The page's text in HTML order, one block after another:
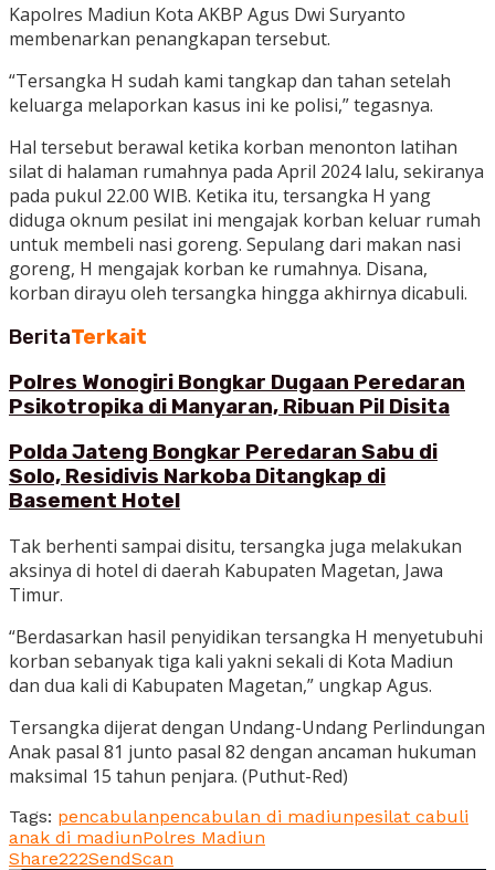
Kapolres Madiun Kota AKBP Agus Dwi Suryanto
membenarkan penangkapan tersebut.
“Tersangka H sudah kami tangkap dan tahan setelah
keluarga melaporkan kasus ini ke polisi,” tegasnya.
Hal tersebut berawal ketika korban menonton latihan
silat di halaman rumahnya pada April 2024 lalu, sekiranya
pada pukul 22.00 WIB. Ketika itu, tersangka H yang
diduga oknum pesilat ini mengajak korban keluar rumah
untuk membeli nasi goreng. Sepulang dari makan nasi
goreng, H mengajak korban ke rumahnya. Disana,
korban dirayu oleh tersangka hingga akhirnya dicabuli.
BeritaTerkait
Polres Wonogiri Bongkar Dugaan Peredaran
Psikotropika di Manyaran, Ribuan Pil Disita
Polda Jateng Bongkar Peredaran Sabu di
Solo, Residivis Narkoba Ditangkap di
Basement Hotel
Tak berhenti sampai disitu, tersangka juga melakukan
aksinya di hotel di daerah Kabupaten Magetan, Jawa
Timur.
“Berdasarkan hasil penyidikan tersangka H menyetubuhi
korban sebanyak tiga kali yakni sekali di Kota Madiun
dan dua kali di Kabupaten Magetan,” ungkap Agus.
Tersangka dijerat dengan Undang-Undang Perlindungan
Anak pasal 81 junto pasal 82 dengan ancaman hukuman
maksimal 15 tahun penjara. (Puthut-Red)
Tags: pencabulanpencabulan di madiunpesilat cabuli
anak di madiunPolres Madiun
Share222SendScan